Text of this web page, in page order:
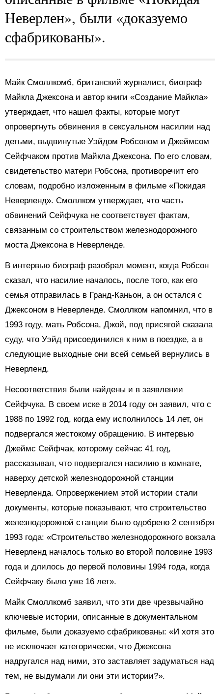
Неверлен», были «доказуемо
сфабрикованы».
Майк Смоллкомб, британский журналист, биограф
Майкла Джексона и автор книги «Создание Майкла»
утверждает, что нашел факты, которые могут
опровергнуть обвинения в сексуальном насилии над
детьми, выдвинутые Уэйдом Робсоном и Джеймсом
Сейфчаком против Майкла Джексона. По его словам,
свидетельство матери Робсона, противоречит его
словам, подробно изложенным в фильме «Покидая
Неверленд». Смоллком утверждает, что часть
обвинений Сейфчука не соответствует фактам,
связанным со строительством железнодорожного
моста Джексона в Неверленде.
В интервью биограф разобрал момент, когда Робсон
сказал, что насилие началось, после того, как его
семья отправилась в Гранд-Каньон, а он остался с
Джексоном в Неверленде. Смоллком напомнил, что в
1993 году, мать Робсона, Джой, под присягой сказала
суду, что Уэйд присоединился к ним в поездке, а в
следующие выходные они всей семьей вернулись в
Неверленд.
Несоответствия были найдены и в заявлении
Сейфчука. В своем иске в 2014 году он заявил, что с
1988 по 1992 год, когда ему исполнилось 14 лет, он
подвергался жестокому обращению. В интервью
Джеймс Сейфчак, которому сейчас 41 год,
рассказывал, что подвергался насилию в комнате,
наверху детской железнодорожной станции
Неверленда. Опровержением этой истории стали
документы, которые показывают, что строительство
железнодорожной станции было одобрено 2 сентября
1993 года: «Строительство железнодорожного вокзала
Неверленд началось только во второй половине 1993
года и длилось до первой половины 1994 года, когда
Сейфчаку было уже 16 лет».
Майк Смоллкомб заявил, что эти две чрезвычайно
ключевые истории, описанные в документальном
фильме, были доказуемо сфабрикованы: «И хотя это
не исключает категорически, что Джексона
надругался над ними, это заставляет задуматься над
тем, не выдумали ли они эти истории?».